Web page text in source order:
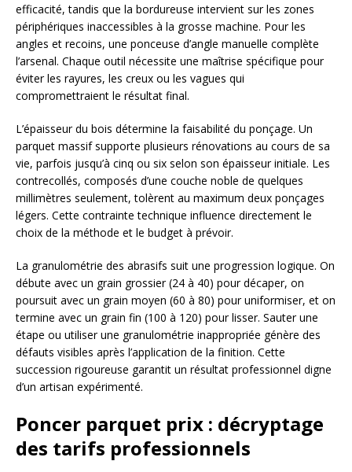
efficacité, tandis que la bordureuse intervient sur les zones
périphériques inaccessibles à la grosse machine. Pour les
angles et recoins, une ponceuse d’angle manuelle complète
l’arsenal. Chaque outil nécessite une maîtrise spécifique pour
éviter les rayures, les creux ou les vagues qui
compromettraient le résultat final.
L’épaisseur du bois détermine la faisabilité du ponçage. Un
parquet massif supporte plusieurs rénovations au cours de sa
vie, parfois jusqu’à cinq ou six selon son épaisseur initiale. Les
contrecollés, composés d’une couche noble de quelques
millimètres seulement, tolèrent au maximum deux ponçages
légers. Cette contrainte technique influence directement le
choix de la méthode et le budget à prévoir.
La granulométrie des abrasifs suit une progression logique. On
débute avec un grain grossier (24 à 40) pour décaper, on
poursuit avec un grain moyen (60 à 80) pour uniformiser, et on
termine avec un grain fin (100 à 120) pour lisser. Sauter une
étape ou utiliser une granulométrie inappropriée génère des
défauts visibles après l’application de la finition. Cette
succession rigoureuse garantit un résultat professionnel digne
d’un artisan expérimenté.
Poncer parquet prix : décryptage
des tarifs professionnels